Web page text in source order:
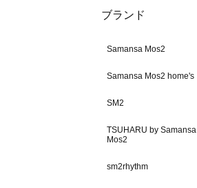
ブランド
Samansa Mos2
Samansa Mos2 home's
SM2
TSUHARU by Samansa
Mos2
sm2rhythm